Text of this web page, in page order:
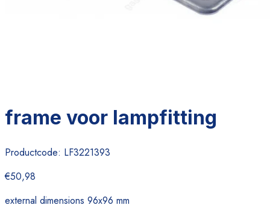
frame voor lampfitting
Productcode: LF3221393
€50,98
external dimensions 96x96 mm